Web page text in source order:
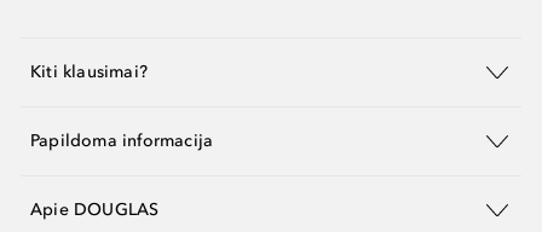
Kiti klausimai?
Papildoma informacija
Apie DOUGLAS